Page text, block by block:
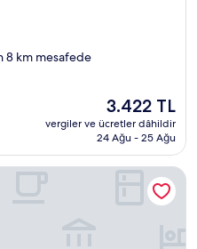
km mesafede
Güncel
fiyat:
3.422 TL
3.422 TL
vergiler ve ücretler dâhildir
24 Ağu - 25 Ağu